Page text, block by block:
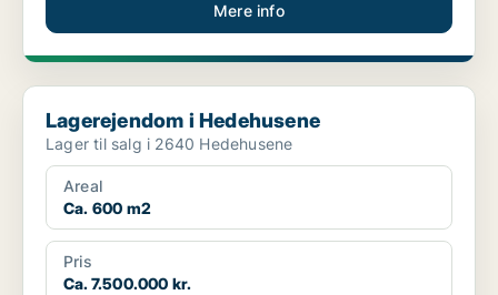
Mere info
Lagerejendom i Hedehusene
Lagerejendom i Hedehusene
Lager til salg i 2640 Hedehusene
Areal
Ca. 600 m2
Pris
Ca. 7.500.000 kr.